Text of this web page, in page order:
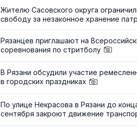
Жителю Сасовского округа
свободу за незаконное хранение
Рязанцев приглашают на
соревнования по стритболу
В Рязани обсудили участие
в городских праздниках
По улице Некрасова в Рязани до
сентября закроют движение